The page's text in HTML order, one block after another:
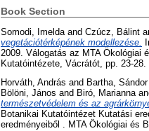
Book Section
Somodi, Imelda and Czúcz, Bálint
vegetációtérképének modellezése.
2009. Válogatás az MTA Ökológiai
Kutatóintézete, Vácrátót, pp. 23-
Horváth, András and Bartha, Sándor
Bölöni, János and Biró, Marianna
természetvédelem és az
Botanikai Kutatóintézet Kutatási
eredményeiből . MTA Ökológiai és